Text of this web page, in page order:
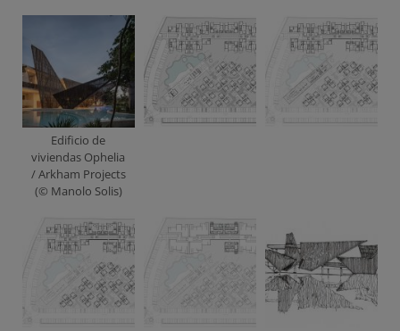
Edificio de
viviendas Ophelia
/ Arkham Projects
(© Manolo Solis)